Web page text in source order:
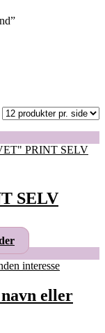
SELV
har
varianter.
Mulighederne
eller